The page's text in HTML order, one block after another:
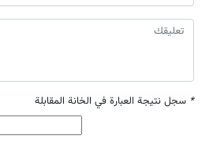
* سجل نتيجة العبارة في الخانة المقابلة